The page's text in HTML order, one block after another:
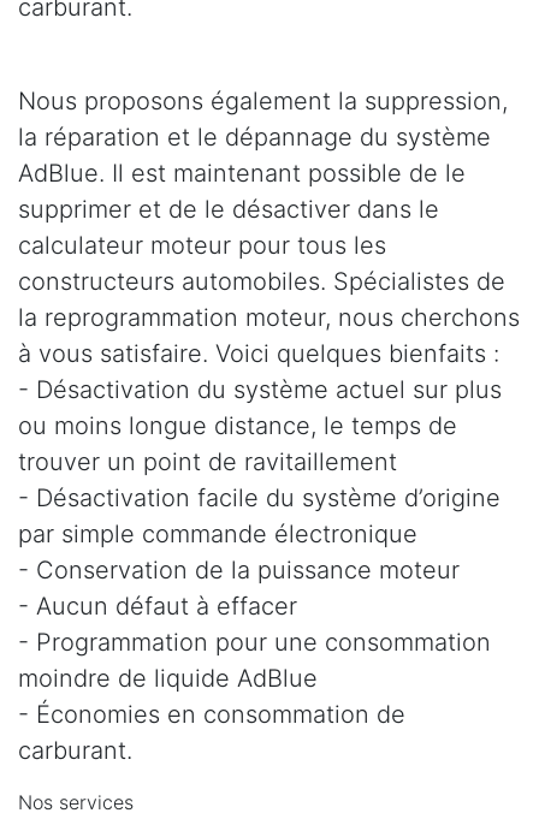
carburant.
Nous proposons également la suppression,
la réparation et le dépannage du système
AdBlue. Il est maintenant possible de le
supprimer et de le désactiver dans le
calculateur moteur pour tous les
constructeurs automobiles. Spécialistes de
la reprogrammation moteur, nous cherchons
à vous satisfaire. Voici quelques bienfaits :
- Désactivation du système actuel sur plus
ou moins longue distance, le temps de
trouver un point de ravitaillement
- Désactivation facile du système d’origine
par simple commande électronique
- Conservation de la puissance moteur
- Aucun défaut à effacer
- Programmation pour une consommation
moindre de liquide AdBlue
- Économies en consommation de
carburant.
Nos services